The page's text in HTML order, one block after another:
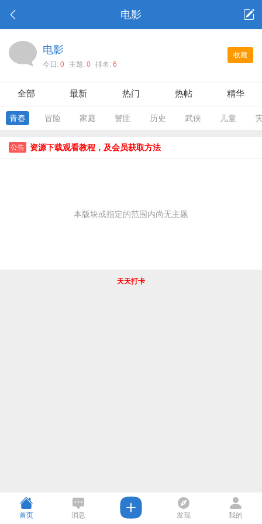
电影
收藏
电影
今日: 0 主题: 0 排名: 6
全部 最新 热门 热帖 精华
青春 冒险 家庭 警匪 历史 武侠 儿童
公告 资源下载观看教程，及会员获取方法
本版块或指定的范围内尚无主题
天天打卡
首页 消息 发现 我的